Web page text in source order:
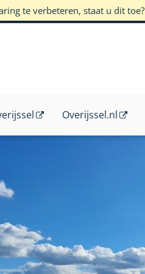
te verbeteren, staat u dit toe?
Overijssel.nl